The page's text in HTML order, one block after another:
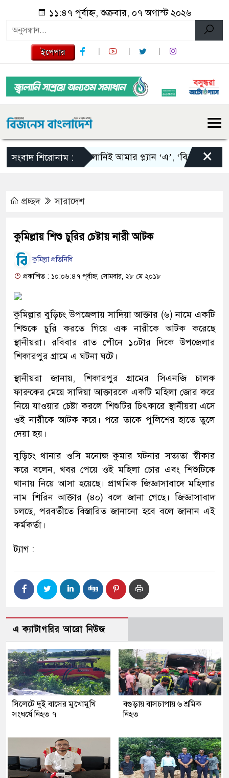
১১:৪৭ পূর্বাহ্ন, শুক্রবার, ০৭ অগাস্ট ২০২৬
ইপেপার
সংবাদ শিরোনাম :স্কালোনিই আমার প্ল্যান ‘এ’, ‘বি’ এবং ‘সি’:
×
প্রচ্ছদ সারাদেশ
কুমিল্লায় শিশু চুরির চেষ্টায় নারী আটক
কুমিল্লা প্রতিনিধি
প্রকাশিত : ১০:০৬:৪৭ পূর্বাহ্ন, সোমবার, ২৮ মে ২০১৮
কুমিল্লার বুড়িচং উপজেলায় সাদিয়া আক্তার (৬) নামে একটি
শিশুকে চুরি করতে গিয়ে এক নারীকে আটক করেছে
স্থানীয়রা। রবিবার রাত পৌনে ১০টার দিকে উপজেলার
শিকারপুর গ্রামে এ ঘটনা ঘটে।
স্থানীয়রা জানায়, শিকারপুর গ্রামের সিএনজি চালক
ফারুকের মেয়ে সাদিয়া আক্তারকে একটি মহিলা জোর করে
নিয়ে যাওয়ার চেষ্টা করলে শিশুটির চিৎকারে স্থানীয়রা এসে
ওই নারীকে আটক করে। পরে তাকে পুলিশের হাতে তুলে
দেয়া হয়।
বুড়িচং থানার ওসি মনোজ কুমার ঘটনার সত্যতা স্বীকার
করে বলেন, খবর পেয়ে ওই মহিলা চোর এবং শিশুটিকে
থানায় নিয়ে আসা হয়েছে। প্রাথমিক জিজ্ঞাসাবাদে মহিলার
নাম শিরিন আক্তার (৪০) বলে জানা গেছে। জিজ্ঞাসাবাদ
চলছে, পরবর্তীতে বিস্তারিত জানানো হবে বলে জানান এই
কর্মকর্তা।
ট্যাগ :
এ ক্যাটাগরির আরো নিউজ
সিলেটে দুই বাসের মুখোমুখি
সংঘর্ষে নিহত ৭
বগুড়ায় বাসচাপায় ৬ শ্রমিক
নিহত